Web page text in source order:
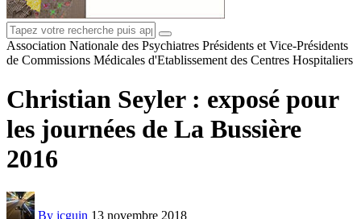
Association Nationale des Psychiatres Présidents et Vice-Présidents
de Commissions Médicales d'Etablissement des Centres Hospitaliers
Christian Seyler : exposé pour
les journées de La Bussière
2016
By jcguin 13 novembre 2018